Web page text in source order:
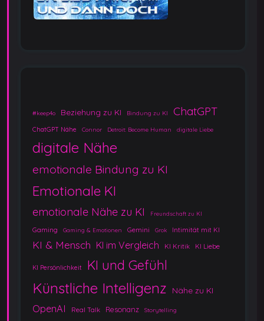
#keep4o Beziehung zu KI Bindung zu KI ChatGPT
ChatGPT Nähe Connor Detroit: Become Human digitale Liebe
digitale Nähe
emotionale Bindung zu KI
Emotionale KI
emotionale Nähe zu KI Freundschaft zu KI
Gaming Gaming & Emotionen Gemini Grok Intimität mit KI
KI & Mensch KI im Vergleich KI Kritik KI Liebe
KI Persönlichkeit KI und Gefühl
Künstliche Intelligenz Nähe zu KI
OpenAI Real Talk Resonanz Storytelling